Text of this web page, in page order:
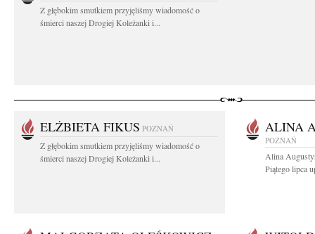
Z głębokim smutkiem przyjęliśmy wiadomość o
śmierci naszej Drogiej Koleżanki i...
ELŻBIETA FIKUS POZNAŃ
Z głębokim smutkiem przyjęliśmy wiadomość o
śmierci naszej Drogiej Koleżanki i...
ALINA
POZNAŃ
Alina
Piątego lipca